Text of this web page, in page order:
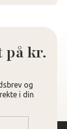
på kr.
og
i din